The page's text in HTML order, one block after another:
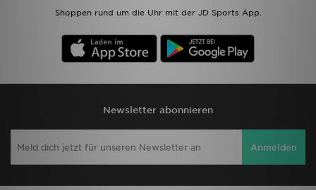
Shoppen rund um die Uhr mit der JD Sports App.
Newsletter abonnieren
Anmelden